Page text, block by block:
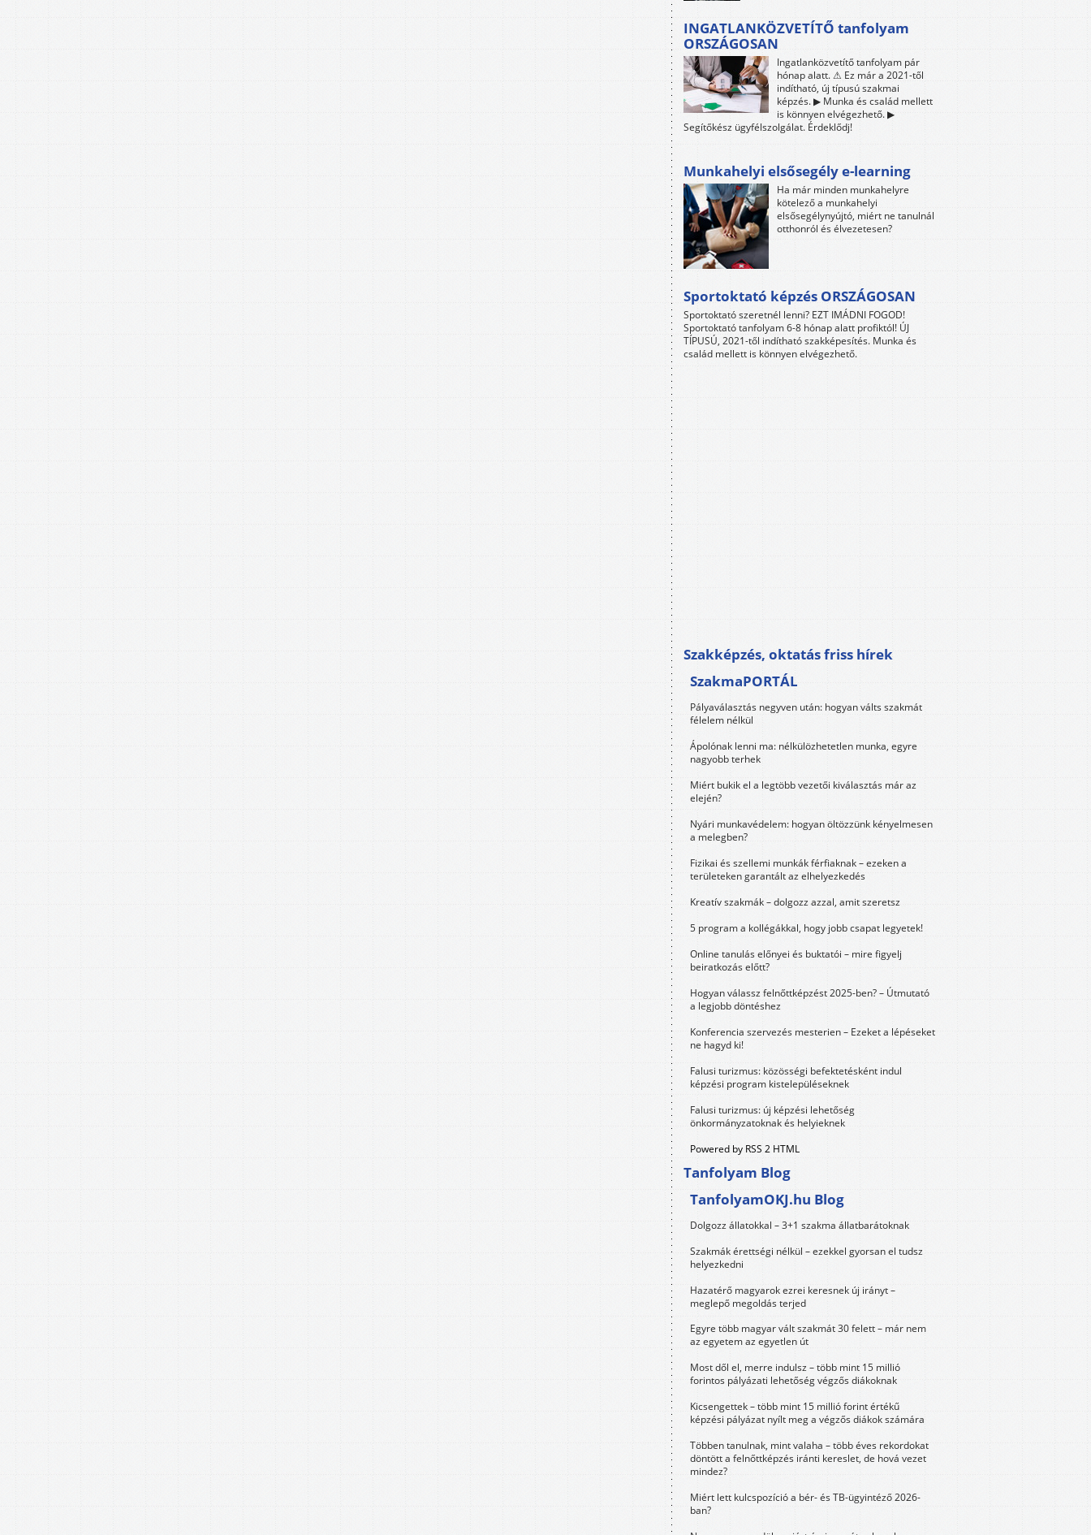
INGATLANKÖZVETÍTŐ tanfolyam
ORSZÁGOSAN
Ingatlanközvetítő tanfolyam pár
hónap alatt. ⚠ Ez már a 2021-től
indítható, új típusú szakmai
képzés. ▶ Munka és család mellett
is könnyen elvégezhető. ▶
Segítőkész ügyfélszolgálat. Érdeklődj!
Munkahelyi elsősegély e-learning
Ha már minden munkahelyre
kötelező a munkahelyi
elsősegélynyújtó, miért ne tanulnál
otthonról és élvezetesen?
Sportoktató képzés ORSZÁGOSAN
Sportoktató szeretnél lenni? EZT IMÁDNI FOGOD!
Sportoktató tanfolyam 6-8 hónap alatt profiktól! ÚJ
TÍPUSÚ, 2021-től indítható szakképesítés. Munka és
család mellett is könnyen elvégezhető.
Szakképzés, oktatás friss hírek
SzakmaPORTÁL
Pályaválasztás negyven után: hogyan válts szakmát
félelem nélkül
Ápolónak lenni ma: nélkülözhetetlen munka, egyre
nagyobb terhek
Miért bukik el a legtöbb vezetői kiválasztás már az
elején?
Nyári munkavédelem: hogyan öltözzünk kényelmesen
a melegben?
Fizikai és szellemi munkák férfiaknak – ezeken a
területeken garantált az elhelyezkedés
Kreatív szakmák – dolgozz azzal, amit szeretsz
5 program a kollégákkal, hogy jobb csapat legyetek!
Online tanulás előnyei és buktatói – mire figyelj
beiratkozás előtt?
Hogyan válassz felnőttképzést 2025-ben? – Útmutató
a legjobb döntéshez
Konferencia szervezés mesterien – Ezeket a lépéseket
ne hagyd ki!
Falusi turizmus: közösségi befektetésként indul
képzési program kistelepüléseknek
Falusi turizmus: új képzési lehetőség
önkormányzatoknak és helyieknek
Powered by RSS 2 HTML
Tanfolyam Blog
TanfolyamOKJ.hu Blog
Dolgozz állatokkal – 3+1 szakma állatbarátoknak
Szakmák érettségi nélkül – ezekkel gyorsan el tudsz
helyezkedni
Hazatérő magyarok ezrei keresnek új irányt –
meglepő megoldás terjed
Egyre több magyar vált szakmát 30 felett – már nem
az egyetem az egyetlen út
Most dől el, merre indulsz – több mint 15 millió
forintos pályázati lehetőség végzős diákoknak
Kicsengettek – több mint 15 millió forint értékű
képzési pályázat nyílt meg a végzős diákok számára
Többen tanulnak, mint valaha – több éves rekordokat
döntött a felnőttképzés iránti kereslet, de hová vezet
mindez?
Miért lett kulcspozíció a bér- és TB-ügyintéző 2026-
ban?